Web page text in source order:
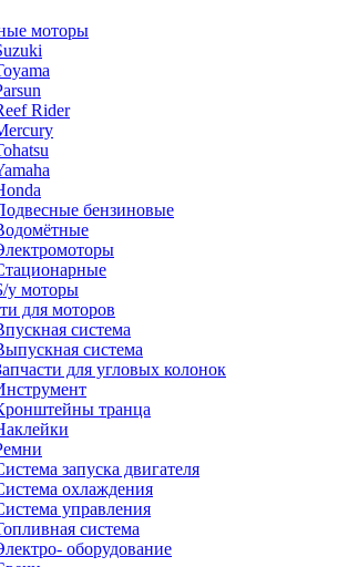
моторы
Rider
бензиновые
у моторы
для моторов
система
система
для угловых колонок
транца
запуска двигателя
охлаждения
управления
система
оборудование